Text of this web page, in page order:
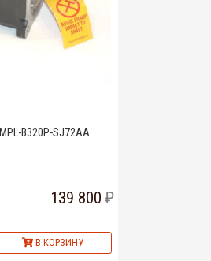
B320P-SJ72AA
139 800
В КОРЗИНУ